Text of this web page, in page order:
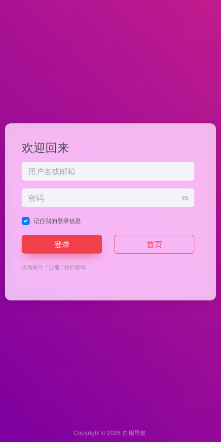
欢迎回来
记住我的登录信息
登录 首页
没有账号？注册/找回密码
Copyright © 2026 自用导航